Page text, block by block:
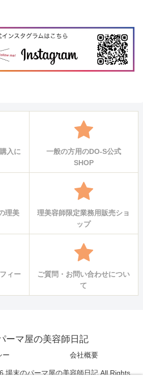
入に
一般の方用のDO-S公式
SHOP
理美
理美容師限定業務用販売ショ
ップ
ィー
ご質問・お問い合わせについ
て
ーマ屋の美容師日記
ー 会社概要
場末のパーマ屋の美容師日記 All Rights